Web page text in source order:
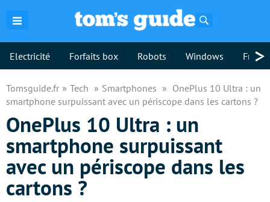
Electricité Forfaits box Robots Windows >
Tomsguide.fr Tech Smartphones
OnePlus 10 Ultra : un
smartphone surpuissant avec un périscope dans les cartons ?
OnePlus 10 Ultra : un
smartphone surpuissant
avec un périscope dans les
cartons ?